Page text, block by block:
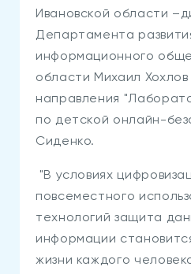
Ивановской области
Департамента
информационного
области Михаил
направления
по детской онлайн-
Сиденко.
"В условиях
повсеместного
технологий защита
информации
жизни каждого